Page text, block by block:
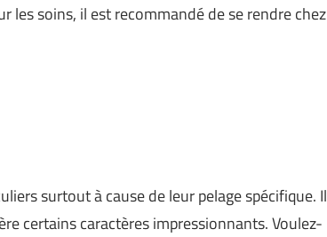
les soins, il est recommandé de se rendre chez
surtout à cause de leur pelage spécifique. Il
certains caractères impressionnants. Voulez-